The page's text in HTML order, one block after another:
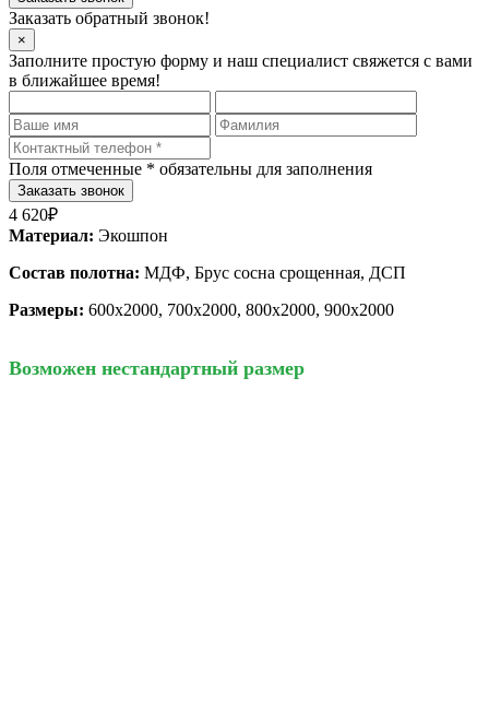
Заказать обратный звонок!
×
Заполните простую форму и наш специалист свяжется с вами
в ближайшее время!
Поля отмеченные * обязательны для заполнения
4 620₽
Материал: Экошпон
Состав полотна: МДФ, Брус сосна срощенная, ДСП
Размеры: 600х2000, 700х2000, 800х2000, 900х2000
Возможен нестандартный размер